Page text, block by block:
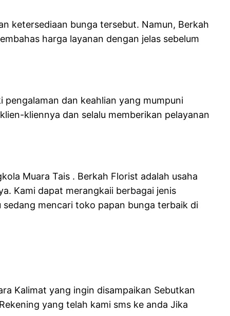
ketersediaan bunga tersebut. Namun, Berkah
harga layanan dengan jelas sebelum
dan keahlian yang mumpuni
kliennya dan selalu memberikan pelayanan
Muara Tais . Berkah Florist adalah usaha
Kami dapat merangkaii berbagai jenis
mencari toko papan bunga terbaik di
Kalimat yang ingin disampaikan Sebutkan
yang telah kami sms ke anda Jika